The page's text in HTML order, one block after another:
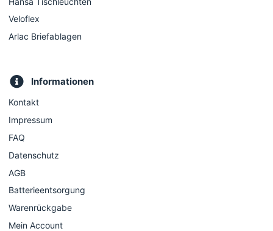
Veloflex
Arlac Briefablagen
Informationen
Kontakt
Impressum
FAQ
Datenschutz
AGB
Batterieentsorgung
Warenrückgabe
Mein Account